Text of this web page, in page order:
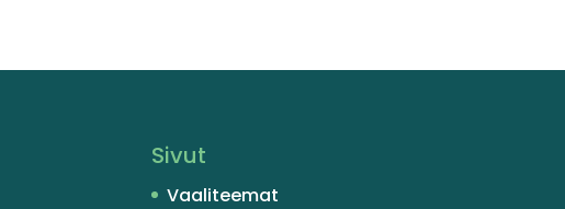
Sivut
Vaaliteemat